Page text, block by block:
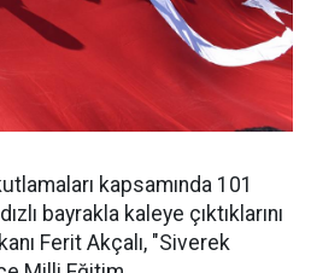
kapsamında 101
bayrakla kaleye çıktıklarını
Ferit Akçalı, "Siverek